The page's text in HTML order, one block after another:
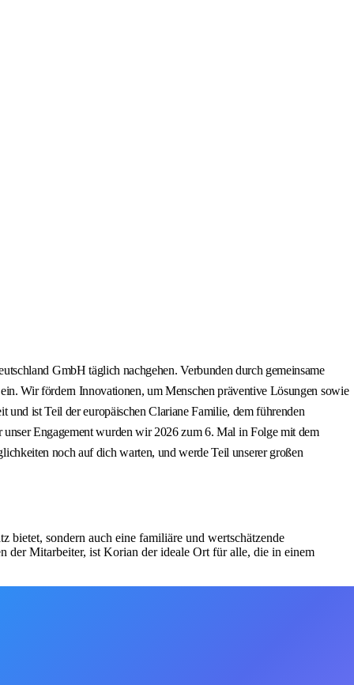
GmbH täglich nachgehen. Verbunden durch gemeinsame
Wir fördern Innovationen, um Menschen präventive Lösungen sowie
ist Teil der europäischen Clariane Familie, dem führenden
Engagement wurden wir 2026 zum 6. Mal in Folge mit dem
noch auf dich warten, und werde Teil unserer großen
sondern auch eine familiäre und wertschätzende
der Mitarbeiter, ist Korian der ideale Ort für alle, die in einem